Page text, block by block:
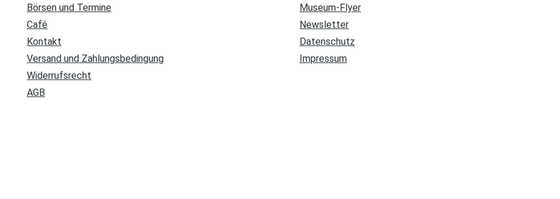
Börsen und Termine
Café
Kontakt
Versand und Zahlungsbedingung
Widerrufsrecht
AGB
Museum-Flyer
Newsletter
Datenschutz
Impressum